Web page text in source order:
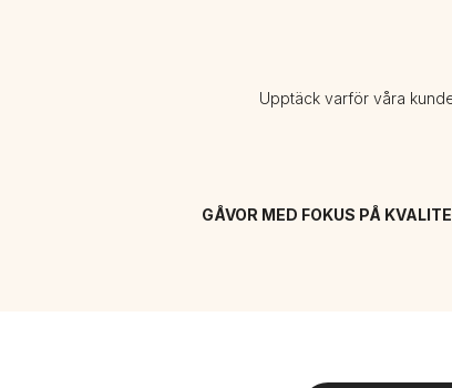
Upptäck varför våra
GÅVOR MED FOKUS PÅ